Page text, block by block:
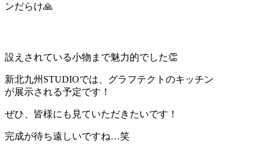
ンだらけ🙏
設えされている小物まで魅力的でした👏
新北九州STUDIOでは、グラフテクトのキッチン
が展示される予定です！
ぜひ、皆様にも見ていただきたいです！
完成が待ち遠しいですね…笑